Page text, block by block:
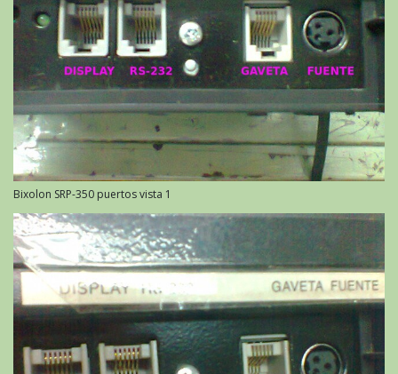
Bixolon SRP-350 puertos vista 1